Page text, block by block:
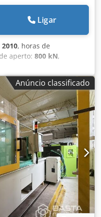
Ligar
2010, horas de
aperto: 800 kN,
503576
900 T 800-150
Horas de operação:
fechamento Força de
colunas (h x v): 900 x
250 mm Distância
de abertura: 300 mm
Curso do ejetor: 150
do ejetor: 46 kN
Centragem da placa
de injeção
do curso: 54 ccm Pressão
do fuso: 24 l/d Torque
49 g/s PS Taxa de
Anúncio classificado